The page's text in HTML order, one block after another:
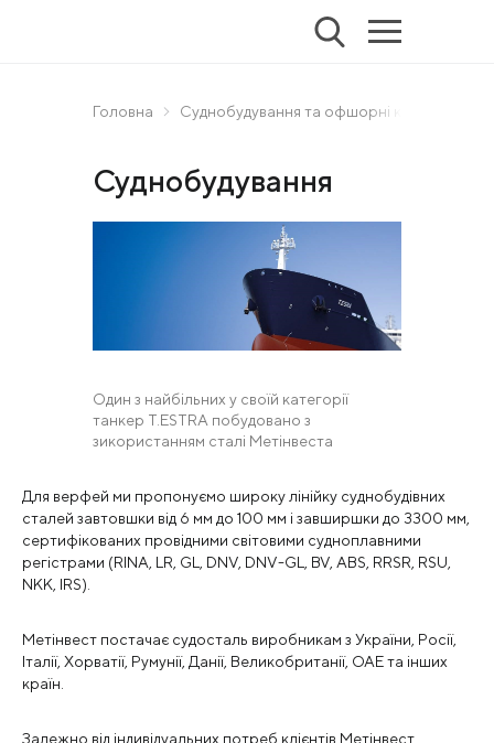
Головна Суднобудування та офшорні конструкції
Суднобудування
Один з найбільних у своїй категорії
танкер T.ESTRA побудовано з
зикористанням сталі Метінвеста
Для верфей ми пропонуємо широку лінійку суднобудівних
сталей завтовшки від 6 мм до 100 мм і завширшки до 3300 мм,
сертифікованих провідними світовими судноплавними
регістрами (RINA, LR, GL, DNV, DNV-GL, BV, ABS, RRSR, RSU,
NKK, IRS).
Метінвест постачає судосталь виробникам з України, Росії,
Італії, Хорватії, Румунії, Данії, Великобританії, ОАЕ та інших
країн.
Залежно від індивідуальних потреб клієнтів Метінвест